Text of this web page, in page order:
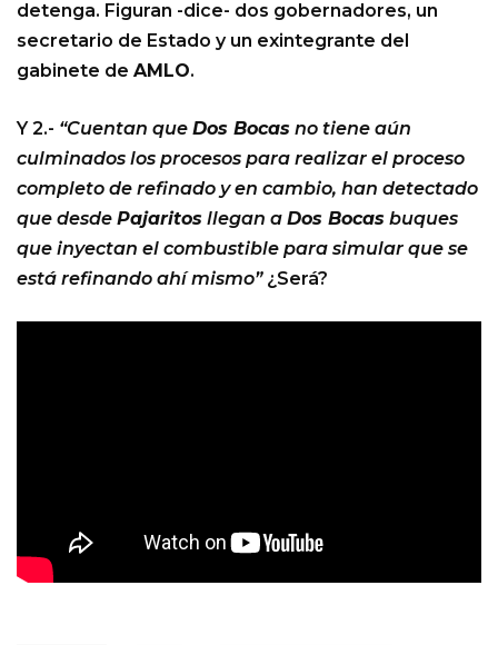
detenga. Figuran -dice- dos gobernadores, un
secretario de Estado y un exintegrante del
gabinete de AMLO.
Y 2.- “Cuentan que Dos Bocas no tiene aún
culminados los procesos para realizar el proceso
completo de refinado y en cambio, han detectado
que desde Pajaritos llegan a Dos Bocas buques
que inyectan el combustible para simular que se
está refinando ahí mismo”¿Será?